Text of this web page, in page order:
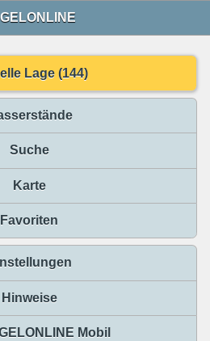
Lage (144)
Suche
Karte
Favoriten
Hinweise
Mobil